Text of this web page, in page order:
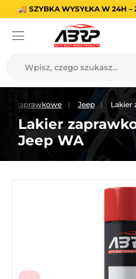
🚚 SZYBKA WYSYŁKA W 24H –
zaprawkowe Jeep Lakier
Lakier
Jeep WA